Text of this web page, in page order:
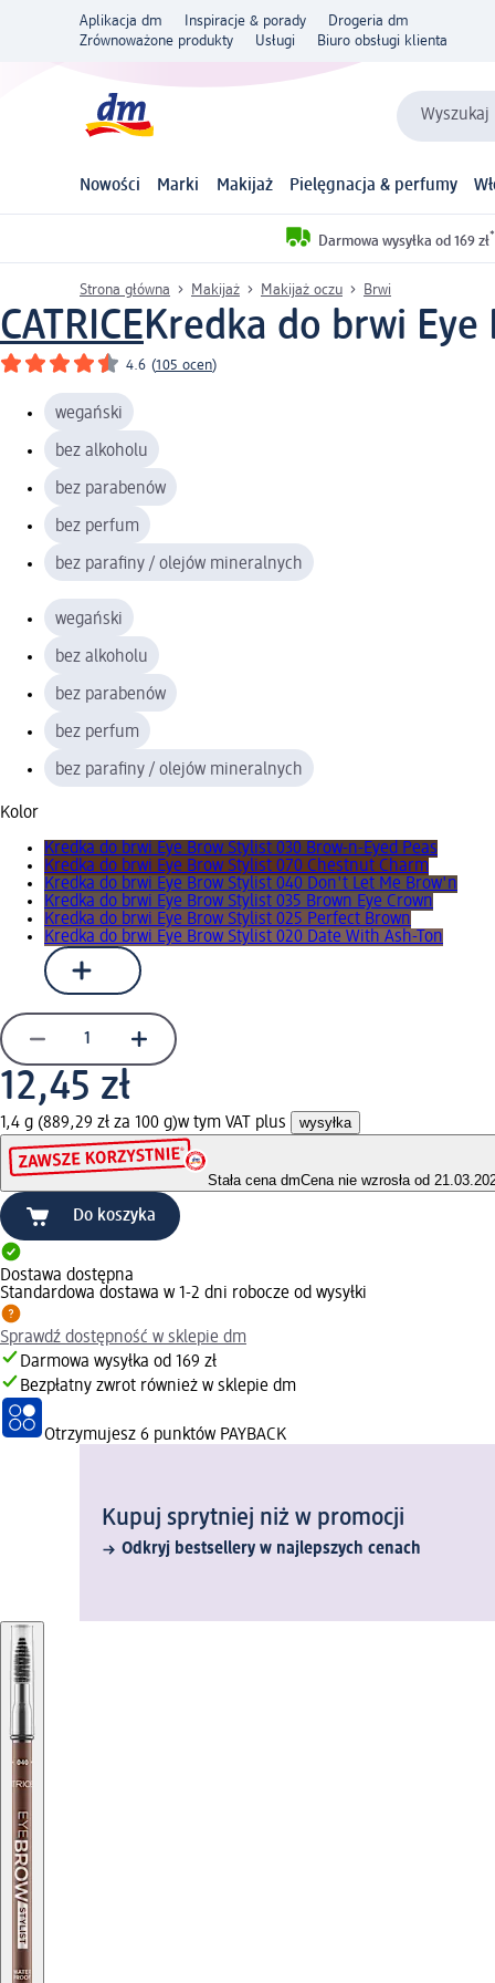
Aplikacja dm Inspiracje & porady
Drogeria dm
Zrównoważone produkty
Usługi Biuro obsługi klienta
Wyszukaj
Nowości Marki Makijaż Pielęgnacja & perfumy
Darmowa wysyłka od 169 zł*
Strona główna Makijaż Makijaż oczu Brwi
CATRICEKredka do brwi
4.6 (105 ocen)
wegański
bez alkoholu
bez parabenów
bez perfum
bez parafiny / olejów mineralnych
wegański
bez alkoholu
bez parabenów
bez perfum
bez parafiny / olejów mineralnych
Kolor
Kredka do brwi Eye Brow Stylist 030 Brow-n-Eyed Peas
Kredka do brwi Eye Brow Stylist 070 Chestnut Charm
Kredka do brwi Eye Brow Stylist 040 Don't Let Me Brow'n
Kredka do brwi Eye Brow Stylist 035 Brown Eye Crown
Kredka do brwi Eye Brow Stylist 025 Perfect Brown
Kredka do brwi Eye Brow Stylist 020 Date With Ash-Ton
12,45 zł
1,4 g (889,29 zł za 100 g)w tym VAT plus wysyłka
Stała cena dmCena nie wzrosła od
Do koszyka
Dostawa dostępna
Standardowa dostawa w 1-2 dni robocze od wysyłki
Sprawdź dostępność w sklepie dm
Darmowa wysyłka od 169 zł
Bezpłatny zwrot również w sklepie dm
Otrzymujesz 6 punktów PAYBACK
Kupuj sprytniej niż w promocji
Odkryj bestsellery w najlepszych cenach